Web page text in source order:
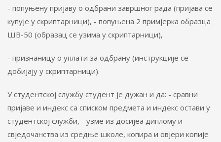
- попуњену пријаву о одбрани завршног рада (пријава се
купује у скриптарници), - попуњена 2 примјерка образца
ШВ-50 (образац се узима у скриптарници),
- признаницу о уплати за одбрану (инструкције се
добијају у скриптарници).
У студентској службу студент је дужан и да: - сравни
пријаве и индекс са списком предмета и индекс остави у
студентској служби, - узме из досијеа диплому и
свједочанства из средње школе, копира и овјери копије